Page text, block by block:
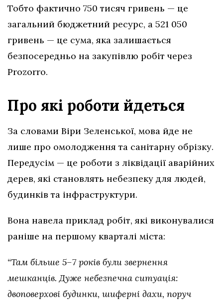
Тобто фактично 750 тисяч гривень — це
загальний бюджетний ресурс, а 521 050
гривень — це сума, яка залишається
безпосередньо на закупівлю робіт через
Prozorro.
Про які роботи йдеться
За словами Віри Зеленської, мова йде не
лише про омолодження та санітарну обрізку.
Передусім — це роботи з ліквідації аварійних
дерев, які становлять небезпеку для людей,
будинків та інфраструктури.
Вона навела приклад робіт, які виконувалися
раніше на першому кварталі міста:
“Там більше 5–7 років були звернення
мешканців. Дуже небезпечна ситуація:
двоповерхові будинки, шиферні дахи, поруч